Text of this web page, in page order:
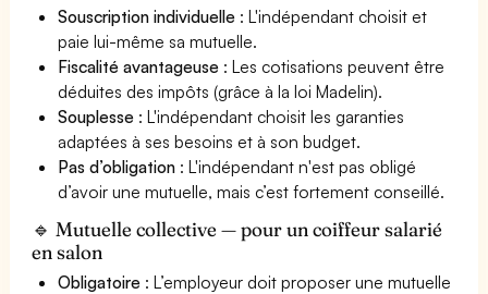
Souscription individuelle : L'indépendant choisit et
paie lui-même sa mutuelle.
Fiscalité avantageuse : Les cotisations peuvent être
déduites des impôts (grâce à la loi Madelin).
Souplesse : L'indépendant choisit les garanties
adaptées à ses besoins et à son budget.
Pas d’obligation : L'indépendant n'est pas obligé
d’avoir une mutuelle, mais c’est fortement conseillé.
🔹 Mutuelle collective — pour un coiffeur salarié
en salon
Obligatoire : L’employeur doit proposer une mutuelle